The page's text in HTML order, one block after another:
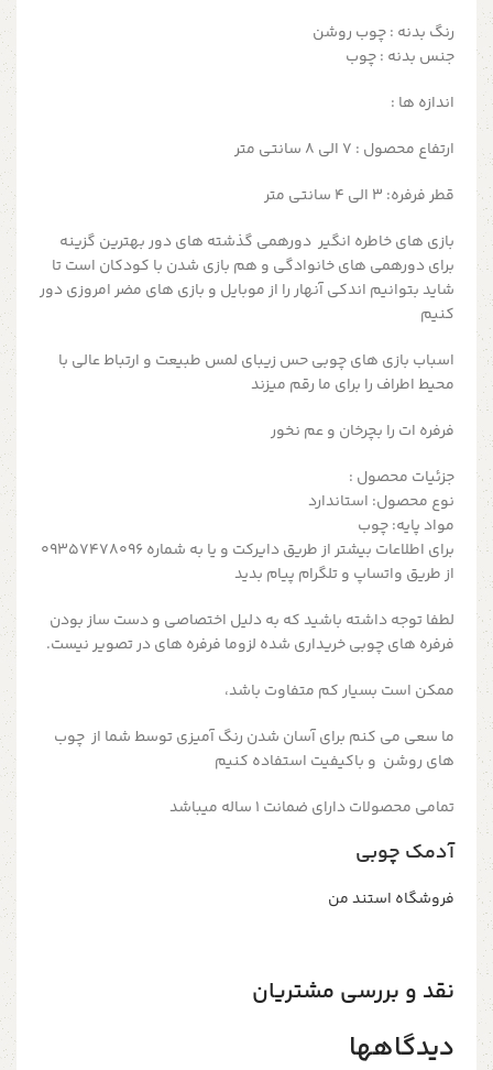
رنگ بدنه : چوب روشن
جنس بدنه : چوب
اندازه ها :
ارتفاع محصول : 7 الی 8 سانتی متر
قطر فرفره: 3 الی 4 سانتی متر
بازی های خاطره انگیر دورهمی گذشته های دور بهترین گزینه
برای دورهمی های خانوادگی و هم بازی شدن با کودکان است تا
شاید بتوانیم اندکی آنهار را از موبایل و بازی های مضر امروزی دور
کنیم
اسباب بازی های چوبی حس زیبای لمس طبیعت و ارتباط عالی با
محیط اطراف را برای ما رقم میزند
فرفره ات را بچرخان و عم نخور
جزئیات محصول :
نوع محصول: استاندارد
مواد پایه: چوب
برای اطلاعات بیشتر از طریق دایرکت و یا به شماره 09357478096
از طریق واتساپ و تلگرام پیام بدید
لطفا توجه داشته باشید که به دلیل اختصاصی و دست ساز بودن
فرفره های چوبی خریداری شده لزوما فرفره های در تصویر نیست.
ممکن است بسیار کم متفاوت باشد،
ما سعی می کنم برای آسان شدن رنگ آمیزی توسط شما از چوب
های روشن و باکیفیت استفاده کنیم
تمامی محصولات دارای ضمانت ۱ ساله میباشد
آدمک چوبی
فروشگاه استند من
نقد و بررسی مشتریان
دیدگاهها